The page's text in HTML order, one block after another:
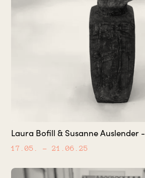
Laura Bofill & Susanne Auslender -
17.05. – 21.06.25